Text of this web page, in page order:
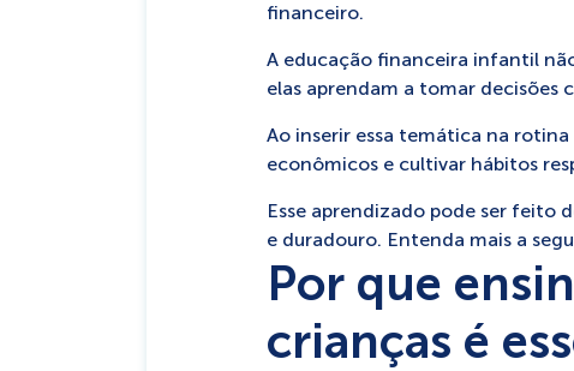
financeiro.
A educação financeira infantil
elas aprendam a tomar decisões
Ao inserir essa temática na
econômicos e cultivar hábitos
Esse aprendizado pode ser feito
e duradouro. Entenda mais a
Por que
crianças é